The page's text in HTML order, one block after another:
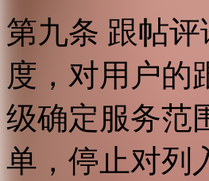
第九条 跟帖
度，对用户的
级确定服务范
单，停止对列